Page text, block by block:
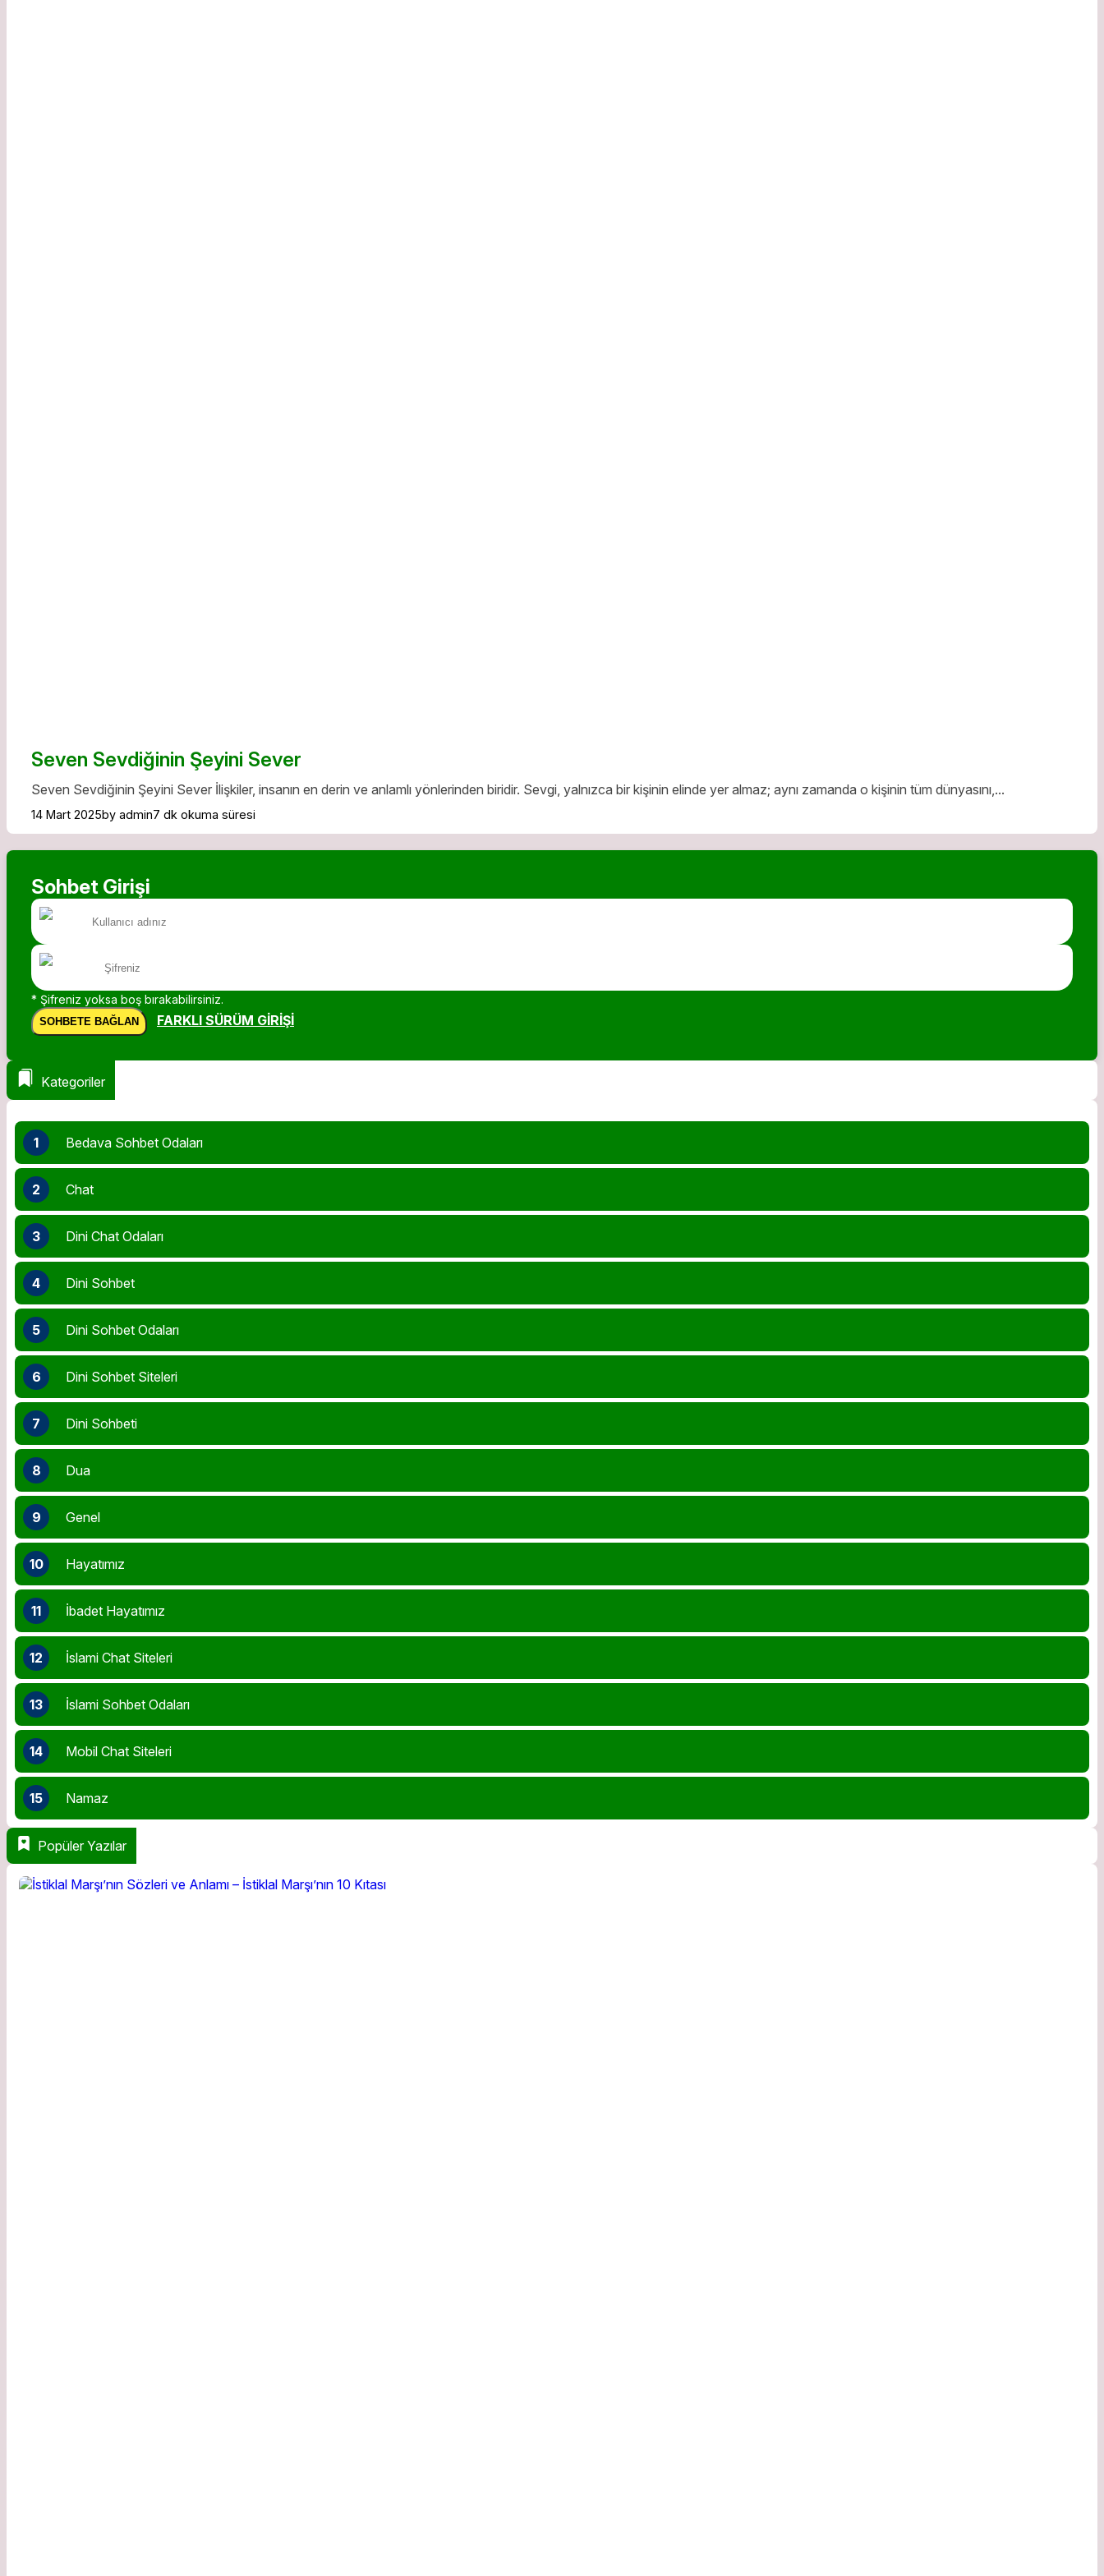
Seven Sevdiğinin Şeyini Sever
Seven Sevdiğinin Şeyini Sever İlişkiler, insanın en derin ve anlamlı yönlerinden biridir. Sevgi, yalnızca bir kişinin elinde yer almaz; aynı zamanda o kişinin tüm dünyasını,...
14 Mart 2025by admin7 dk okuma süresi
Sohbet Girişi
* Şifreniz yoksa boş bırakabilirsiniz.
SOHBETE BAĞLAN FARKLI SÜRÜM GIRIŞI
Kategoriler
1 Bedava Sohbet Odaları
2 Chat
3 Dini Chat Odaları
4 Dini Sohbet
5 Dini Sohbet Odaları
6 Dini Sohbet Siteleri
7 Dini Sohbeti
8 Dua
9 Genel
10 Hayatımız
11 İbadet Hayatımız
12 İslami Chat Siteleri
13 İslami Sohbet Odaları
14 Mobil Chat Siteleri
15 Namaz
Popüler Yazılar